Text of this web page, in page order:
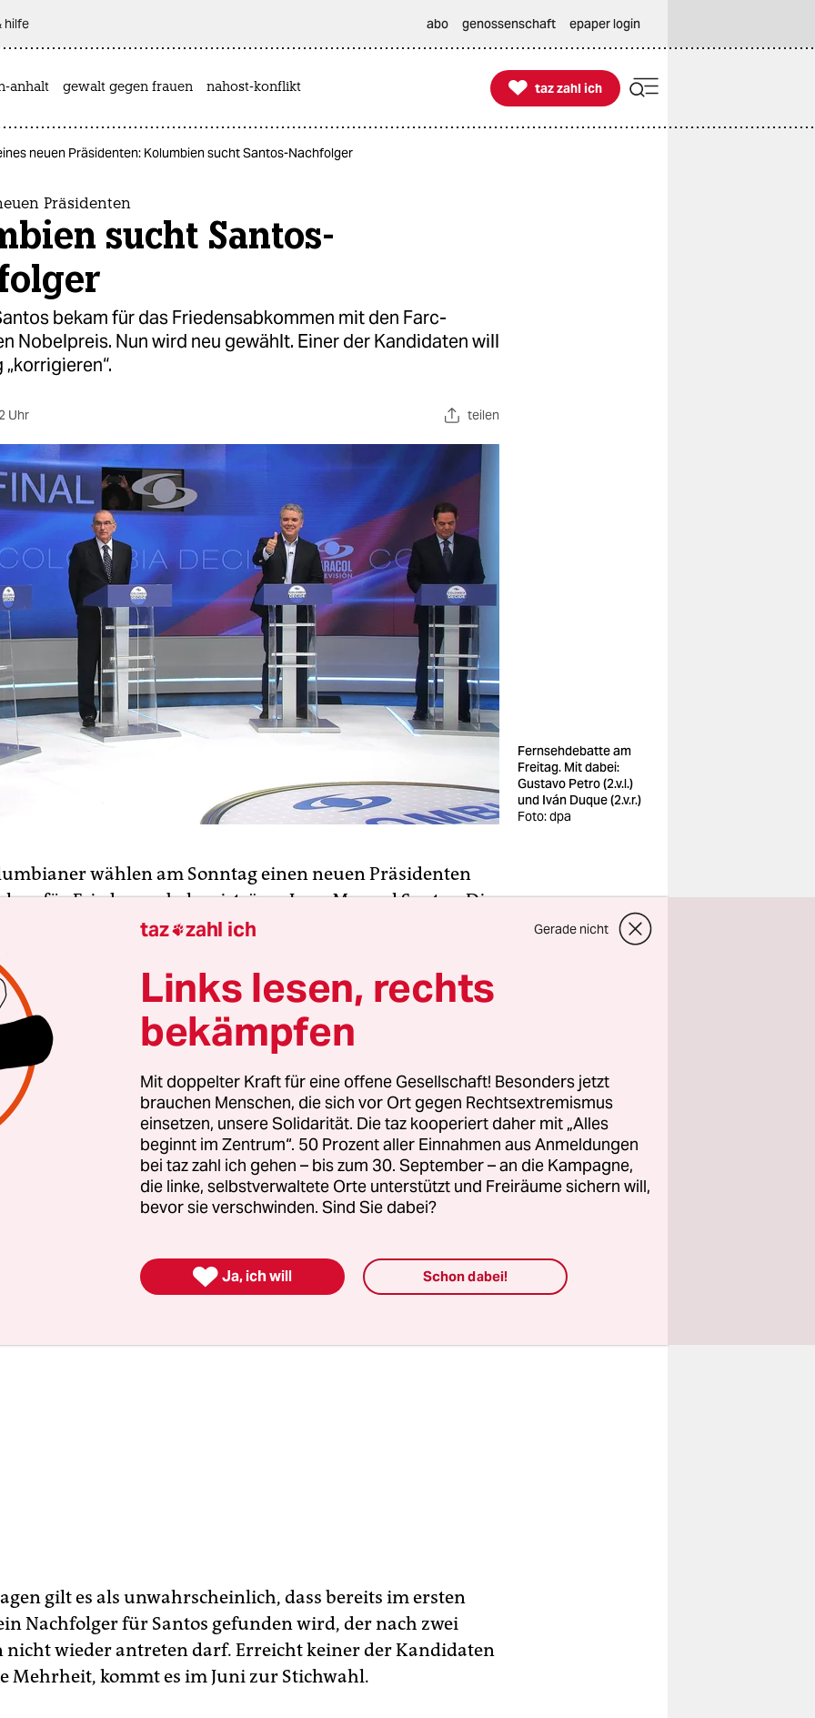
hilfe abo genossenschaft epaper login
anhalt gewalt gegen frauen nahost-konflikt 
taz zahl ich
taz zahl ich
neuen Präsidenten: Kolumbien sucht Santos-Nachfolger
Präsidenten
sucht Santos-
bekam für das Friedensabkommen mit den Farc-
Nobelpreis. Nun wird neu gewählt. Einer der Kandidaten will
Uhr teilen
Fernsehdebatte am
Freitag. Mit dabei:
Gustavo Petro (2.v.l.)
und Iván Duque (2.v.r.)
Foto: dpa
wählen am Sonntag einen neuen Präsidenten
für Friedensnobelpreisträger Juan Manuel Santos. Die
erste seit dem Friedensabkommen mit der linken
Farc, das einen mehr als 50 Jahre langen Konflikt
führende Ex-Senator Iván Duque ist ein Schützling
Ex-Präsidenten Álvaro Uribe, der den
ablehnt, aber ebenso wie sein Nachfolger Santos nicht
darf. Welchen Einfluss Uribe unter einem
Duque hätte, ist unklar. Duque hat angekündigt, den
„korrigieren“ zu wollen und greift damit die Kritik
auf, die das Abkommen für zu großzügig
den Ex-Rebellen halten.
gilt es als unwahrscheinlich, dass bereits im ersten
Nachfolger für Santos gefunden wird, der nach zwei
nicht wieder antreten darf. Erreicht keiner der Kandidaten
Mehrheit, kommt es im Juni zur Stichwahl.
taz zahl ich Gerade nicht
Links lesen, rechts
bekämpfen
Mit doppelter Kraft für eine offene Gesellschaft! Besonders jetzt
brauchen Menschen, die sich vor Ort gegen Rechtsextremismus
einsetzen, unsere Solidarität. Die taz kooperiert daher mit „Alles
beginnt im Zentrum“. 50 Prozent aller Einnahmen aus Anmeldungen
bei taz zahl ich gehen – bis zum 30. September – an die Kampagne,
die linke, selbstverwaltete Orte unterstützt und Freiräume sichern will,
bevor sie verschwinden. Sind Sie dabei?
 Ja, ich will Schon dabei!